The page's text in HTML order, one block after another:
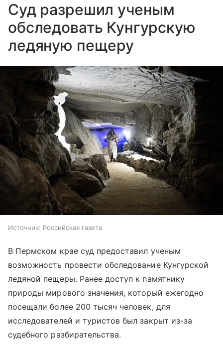
Суд разрешил ученым
обследовать Кунгурскую
ледяную пещеру
Источник: Российская газета
В Пермском крае суд предоставил ученым
возможность провести обследование Кунгурской
ледяной пещеры. Ранее доступ к памятнику
природы мирового значения, который ежегодно
посещали более 200 тысяч человек, для
исследователей и туристов был закрыт из-за
судебного разбирательства.